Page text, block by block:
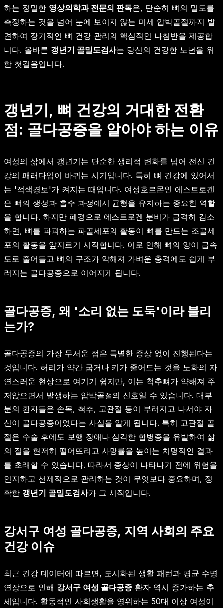
하는 정밀한 영상의학과 전문의 판독은, 단순히 뼈의 밀도를
측정하는 것을 넘어 눈에 보이지 않는 미세 압박골절까지 발
견하여 장기적인 뼈 건강 관리의 핵심적인 나침반을 제공합
니다. 올바른 갱년기 골밀도검사는 당신의 건강한 노년을 위
한 첫걸음입니다.
갱년기, 뼈 건강의 거대한 전환
점: 골다공증을 알아야 하는 이유
여성의 삶에서 갱년기는 단순한 생리적 변화를 넘어 전신 건
강의 패러다임이 바뀌는 시기입니다. 특히 뼈 건강에 있어서
는 '적색경보'가 켜지는 때입니다. 여성호르몬인 에스트로겐
은 뼈의 생성과 흡수 과정에서 균형을 유지하는 중요한 역할
을 합니다. 하지만 폐경으로 에스트로겐 분비가 급격히 감소
하면, 뼈를 파괴하는 파골세포의 활동이 뼈를 만드는 조골세
포의 활동을 앞지르기 시작합니다. 이로 인해 뼈의 양이 급속
도로 줄어들고 뼈의 구조가 약해져 가벼운 충격에도 쉽게 부
러지는 골다공증으로 이어지게 됩니다.
골다공증, 왜 '소리 없는 도둑'이라 불리
는가?
골다공증의 가장 무서운 점은 특별한 증상 없이 진행된다는
것입니다. 허리가 약간 굽거나 키가 줄어드는 것을 노화의 자
연스러운 현상으로 여기기 쉽지만, 이는 척추뼈가 약해져 주
저앉으면서 발생하는 압박골절의 신호일 수 있습니다. 대부
분의 환자들은 손목, 척추, 고관절 등이 부러지고 나서야 자
신이 골다공증이었다는 사실을 알게 됩니다. 특히 고관절 골
절은 수술 후에도 보행 장애나 심각한 합병증을 유발하여 삶
의 질을 현저히 떨어뜨리고 사망률을 높이는 치명적인 결과
를 초래할 수 있습니다. 따라서 증상이 나타나기 전에 위험을
인지하고 선제적으로 관리하는 것이 무엇보다 중요하며, 정
확한 갱년기 골밀도검사가 그 시작입니다.
강서구 여성 골다공증, 지역 사회의 주요
건강 이슈
최근 건강 데이터에 따르면, 도시화된 생활 패턴과 평균 수명
연장으로 인해 강서구 여성 골다공증 환자 역시 증가하는 추
세입니다. 활동적인 사회생활을 영위하는 50대 이상 여성이